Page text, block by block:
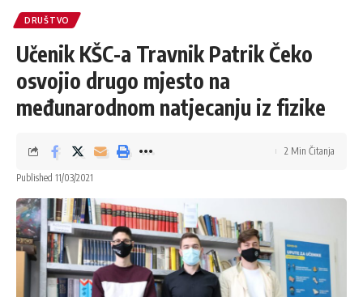
DRUŠTVO
Učenik KŠC-a Travnik Patrik Čeko
osvojio drugo mjesto na
međunarodnom natjecanju iz fizike
Published 11/03/2021
2 Min Čitanja